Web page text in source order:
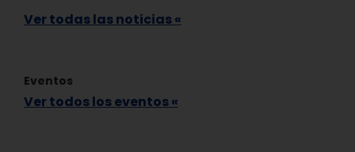
Ver todas las noticias «
Eventos
Ver todos los eventos «